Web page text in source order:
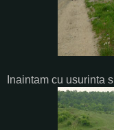
Inaintam cu usurinta